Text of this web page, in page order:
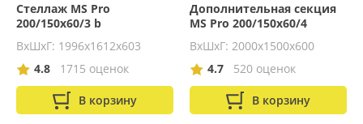
Стеллаж MS Pro
200/150x60/3 b
ВхШхГ: 1996x1612x603
4.8
1715 оценок
В корзину
Дополнительная секция
MS Pro 200/150x60/4
ВхШхГ: 2000х1500х600
4.7
520 оценок
В корзину